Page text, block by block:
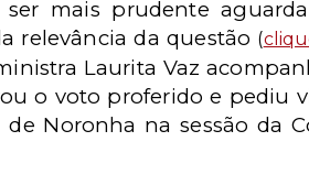
mais prudente
relevância da questão (
Laurita Vaz
o voto proferido e pediu
Noronha na sessão da